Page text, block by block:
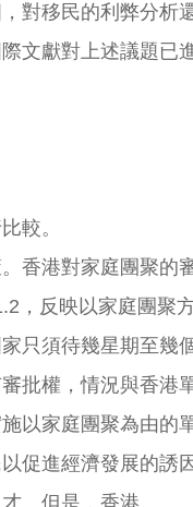
對移民的利弊分析
文獻對上述議題已
較。
香港對家庭團聚的
，反映以家庭團聚
只須待幾星期至幾
批權，情況與香港
以家庭團聚為由的
促進經濟發展的誘